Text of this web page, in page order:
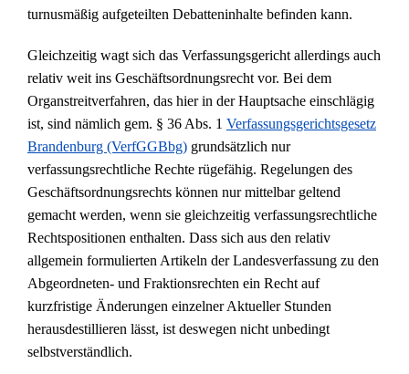
turnusmäßig aufgeteilten Debatteninhalte befinden kann.
Gleichzeitig wagt sich das Verfassungsgericht allerdings auch
relativ weit ins Geschäftsordnungsrecht vor. Bei dem
Organstreitverfahren, das hier in der Hauptsache einschlägig
ist, sind nämlich gem. § 36 Abs. 1 Verfassungsgerichtsgesetz
Brandenburg (VerfGGBbg)grundsätzlich nur
verfassungsrechtliche Rechte rügefähig. Regelungen des
Geschäftsordnungsrechts können nur mittelbar geltend
gemacht werden, wenn sie gleichzeitig verfassungsrechtliche
Rechtspositionen enthalten. Dass sich aus den relativ
allgemein formulierten Artikeln der Landesverfassung zu den
Abgeordneten- und Fraktionsrechten ein Recht auf
kurzfristige Änderungen einzelner Aktueller Stunden
herausdestillieren lässt, ist deswegen nicht unbedingt
selbstverständlich.